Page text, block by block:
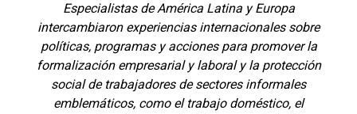
Especialistas de América Latina y Europa
intercambiaron experiencias internacionales sobre
políticas, programas y acciones para promover la
formalización empresarial y laboral y la protección
social de trabajadores de sectores informales
emblemáticos, como el trabajo doméstico, el